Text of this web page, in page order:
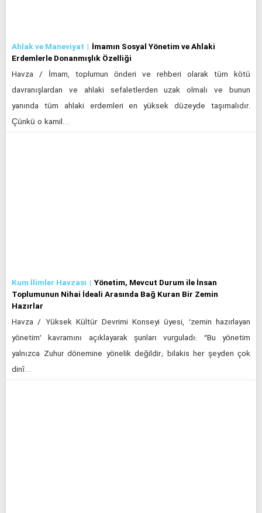
Ahlak ve Maneviyat
İmamın Sosyal Yönetim ve Ahlaki
Erdemlerle Donanmışlık Özelliği
Havza / İmam, toplumun önderi ve rehberi olarak tüm kötü
davranışlardan ve ahlaki sefaletlerden uzak olmalı ve bunun
yanında tüm ahlaki erdemleri en yüksek düzeyde taşımalıdır.
Çünkü o kamil…
Kum İlimler Havzası
Yönetim, Mevcut Durum ile İnsan
Toplumunun Nihai İdeali Arasında Bağ Kuran Bir Zemin
Hazırlar
Havza / Yüksek Kültür Devrimi Konseyi üyesi, ‘zemin hazırlayan
yönetim’ kavramını açıklayarak şunları vurguladı: “Bu yönetim
yalnızca Zuhur dönemine yönelik değildir; bilakis her şeyden çok
dinî…